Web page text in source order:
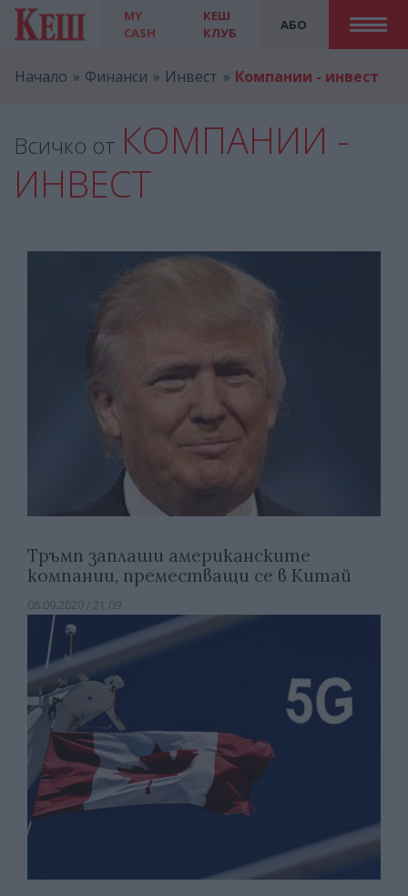
MY
CASH
АБО
КЕШ
КЛУБ
Начало Финанси Инвест Компании - инвест
Всичко от КОМПАНИИ -
ИНВЕСТ
Тръмп заплаши американските
компании, преместващи се в Китай
08.09.2020 / 21:09